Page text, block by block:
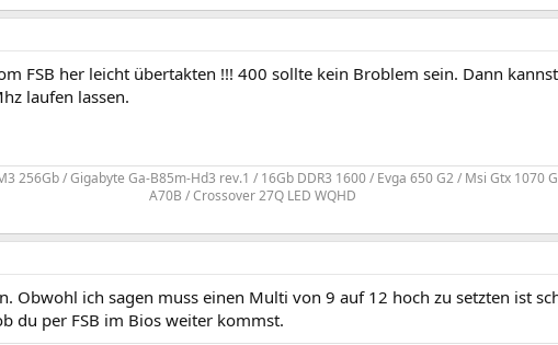
FSB her leicht übertakten !!! 400 sollte kein Broblem sein. Dann
laufen lassen.
256Gb / Gigabyte Ga-B85m-Hd3 rev.1 / 16Gb DDR3 1600 / Evga 650 G2 / Msi Gtx 1070
A70B / Crossover 27Q LED WQHD​
Obwohl ich sagen muss einen Multi von 9 auf 12 hoch zu setzten ist
du per FSB im Bios weiter kommst.